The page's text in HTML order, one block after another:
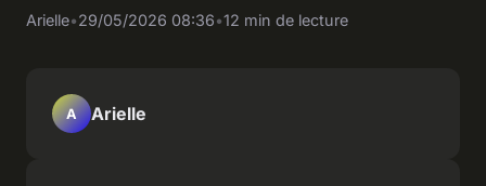
Arielle•29/05/2026 08:36•12 min de lecture
A Arielle